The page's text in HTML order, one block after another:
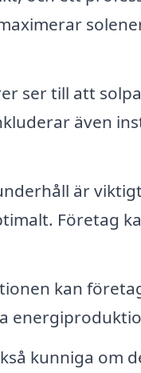
ser till att
även
är
Företag
kan
kunniga om